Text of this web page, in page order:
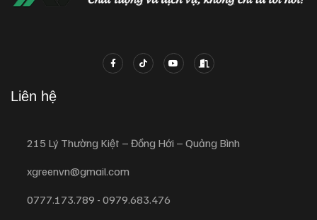
Liên hệ
215 Lý Thường Kiệt – Đồng Hới – Quảng Bình
xgreenvn@gmail.com
0777.173.789 - 0979.683.476